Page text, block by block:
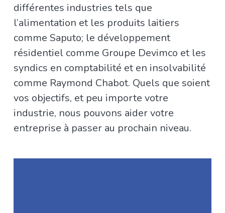
différentes industries tels que
l’alimentation et les produits laitiers
comme Saputo; le développement
résidentiel comme Groupe Devimco et les
syndics en comptabilité et en insolvabilité
comme Raymond Chabot. Quels que soient
vos objectifs, et peu importe votre
industrie, nous pouvons aider votre
entreprise à passer au prochain niveau.